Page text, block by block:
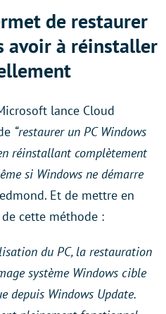
de restaurer
avoir à réinstaller
lance Cloud
“restaurer un PC Windows
réinstallant complètement
si Windows ne démarre
Et de mettre en
cette méthode :
du PC, la restauration
système Windows cible
depuis Windows Update.